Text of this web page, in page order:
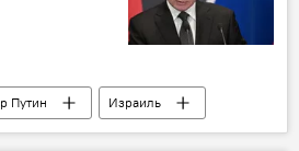
Путин
Израиль
геноцид